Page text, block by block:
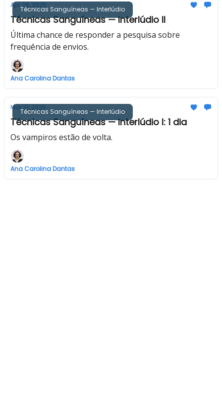
Técnicas Sanguíneas — Interlúdio
Apr 28, 2025
Técnicas Sanguíneas — Interlúdio II
Última chance de responder a pesquisa sobre
frequência de envios.
Ana Carolina Dantas
Técnicas Sanguíneas — Interlúdio
Mar 31, 2025
Técnicas Sanguíneas — Interlúdio I: 1 dia
Os vampiros estão de volta.
Ana Carolina Dantas